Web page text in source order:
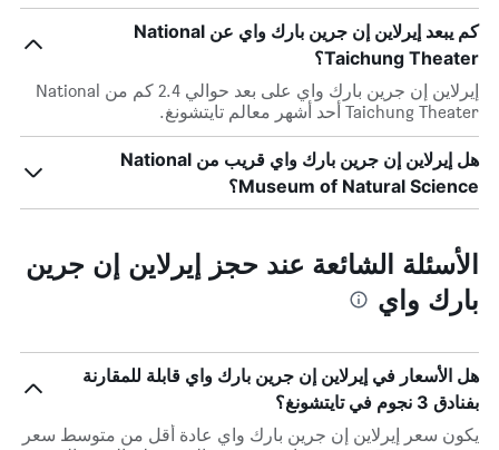
كم يبعد إيرلاين إن جرين بارك واي عن National
Taichung Theater؟
إيرلاين إن جرين بارك واي على بعد حوالي 2.4 كم من National
Taichung Theater أحد أشهر معالم تايتشونغ.
هل إيرلاين إن جرين بارك واي قريب من National
Museum of Natural Science؟
الأسئلة الشائعة عند حجز إيرلاين إن جرين
بارك واي
هل الأسعار في إيرلاين إن جرين بارك واي قابلة للمقارنة
بفنادق 3 نجوم في تايتشونغ؟
يكون سعر إيرلاين إن جرين بارك واي عادة أقل من متوسط ​​سعر